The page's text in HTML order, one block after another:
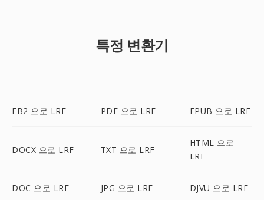
특정 변환기
FB2 으로 LRF PDF 으로 LRF EPUB 으로 LRF
DOCX 으로 LRF TXT 으로 LRF
HTML 으로
LRF
DOC 으로 LRF JPG 으로 LRF DJVU 으로 LRF